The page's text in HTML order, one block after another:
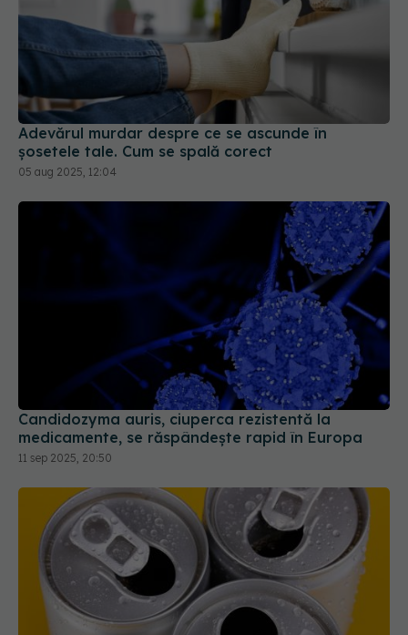
Adevărul murdar despre ce se ascunde în
șosetele tale. Cum se spală corect
05 aug 2025, 12:04
Candidozyma auris, ciuperca rezistentă la
medicamente, se răspândește rapid în Europa
11 sep 2025, 20:50